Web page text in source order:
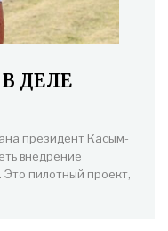
ДЕЛЕ
президент Касым-
внедрение
Это пилотный проект,